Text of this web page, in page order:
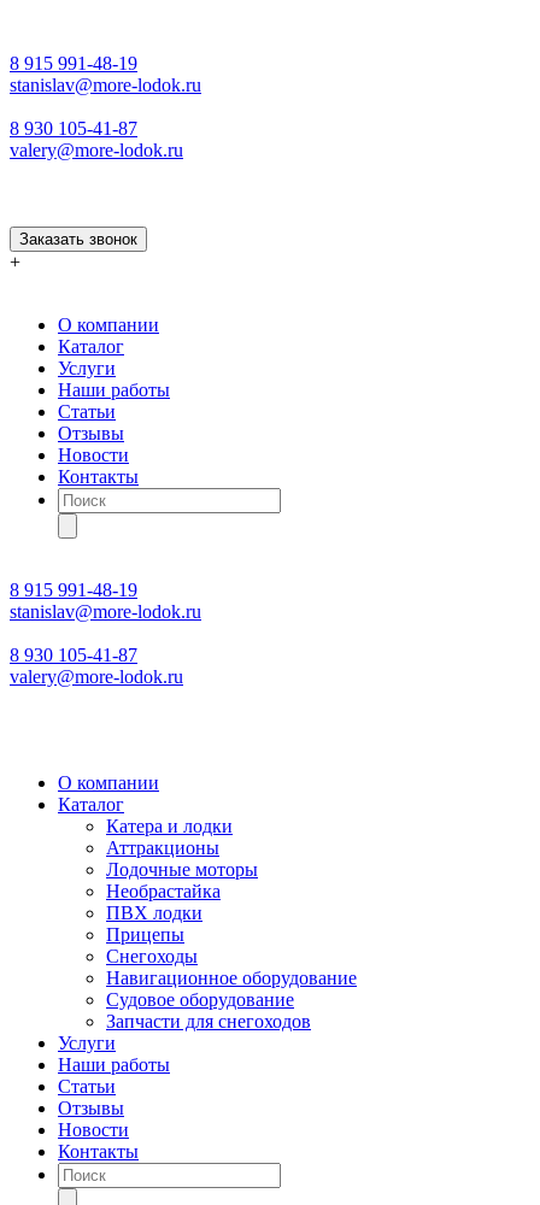
8 915 991-48-19
stanislav@more-lodok.ru
8 930 105-41-87
valery@more-lodok.ru
Заказать звонок
+
О компании
Каталог
Услуги
Наши работы
Статьи
Отзывы
Новости
Контакты
Поиск
товаров
8 915 991-48-19
stanislav@more-lodok.ru
8 930 105-41-87
valery@more-lodok.ru
О компании
Каталог
Катера и лодки
Аттракционы
Лодочные моторы
Необрастайка
ПВХ лодки
Прицепы
Снегоходы
Навигационное оборудование
Судовое оборудование
Запчасти для снегоходов
Услуги
Наши работы
Статьи
Отзывы
Новости
Контакты
Поиск
товаров